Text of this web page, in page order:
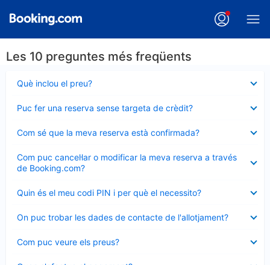
Les 10 preguntes més freqüents
Què inclou el preu?
tancat
Puc fer una reserva sense targeta de crèdit?
tancat
Com sé que la meva reserva està confirmada?
tancat
Com puc cancel·lar o modificar la meva reserva a través
de Booking.com?
tancat
Quin és el meu codi PIN i per què el necessito?
tancat
On puc trobar les dades de contacte de l'allotjament?
tancat
Com puc veure els preus?
tancat